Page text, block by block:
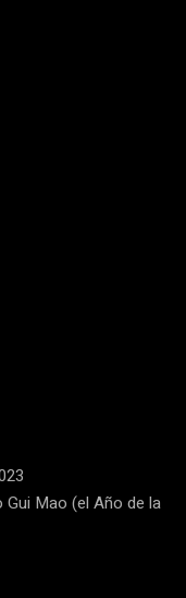
Gui Mao (el Año de la